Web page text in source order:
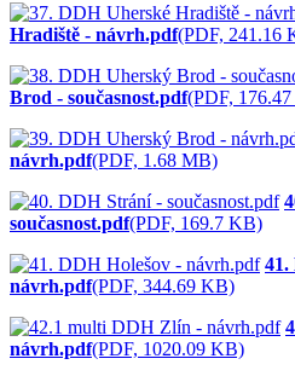
Hradiště - návrh.pdf(PDF, 241.16
Brod - současnost.pdf(PDF,
návrh.pdf(PDF, 1.68 MB)
současnost.pdf(PDF, 169.7 KB)
41.
návrh.pdf(PDF, 344.69 KB)
návrh.pdf(PDF, 1020.09 KB)